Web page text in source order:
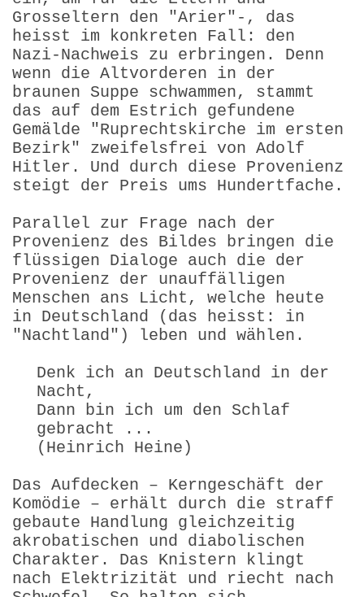
Grosseltern den "Arier"-, das
heisst im konkreten Fall: den
Nazi-Nachweis zu erbringen. Denn
wenn die Altvorderen in der
braunen Suppe schwammen, stammt
das auf dem Estrich gefundene
Gemälde "Ruprechtskirche im ersten
Bezirk" zweifelsfrei von Adolf
Hitler. Und durch diese Provenienz
steigt der Preis ums Hundertfache.
Parallel zur Frage nach der
Provenienz des Bildes bringen die
flüssigen Dialoge auch die der
Provenienz der unauffälligen
Menschen ans Licht, welche heute
in Deutschland (das heisst: in
"Nachtland") leben und wählen.
Denk ich an Deutschland in der
Nacht,
Dann bin ich um den Schlaf
gebracht ...
(Heinrich Heine)
Das Aufdecken – Kerngeschäft der
Komödie – erhält durch die straff
gebaute Handlung gleichzeitig
akrobatischen und diabolischen
Charakter. Das Knistern klingt
nach Elektrizität und riecht nach